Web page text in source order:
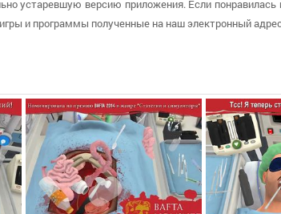
устаревшую версию приложения. Если понравилась
и программы полученные на наш электронный